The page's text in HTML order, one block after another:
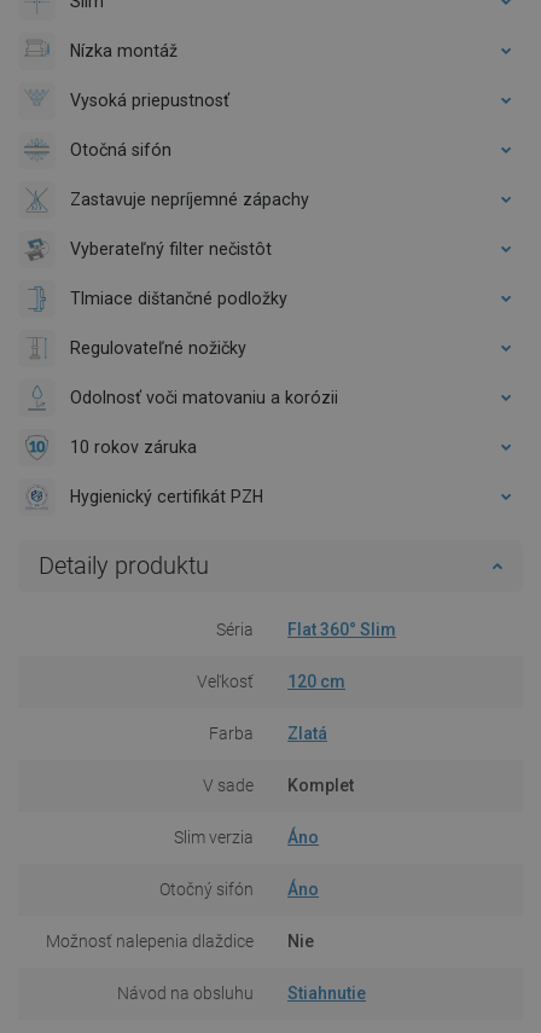
Nízka montáž
Vysoká priepustnosť
Otočná sifón
Zastavuje nepríjemné zápachy
Vyberateľný filter nečistôt
Tlmiace dištančné podložky
Regulovateľné nožičky
Odolnosť voči matovaniu a korózii
10 rokov záruka
Hygienický certifikát PZH
Detaily produktu
Séria Flat 360° Slim
Veľkosť 120 cm
Farba Zlatá
V sade Komplet
Slim verzia Áno
Otočný sifón Áno
Možnosť nalepenia dlaždice Nie
Návod na obsluhu Stiahnutie